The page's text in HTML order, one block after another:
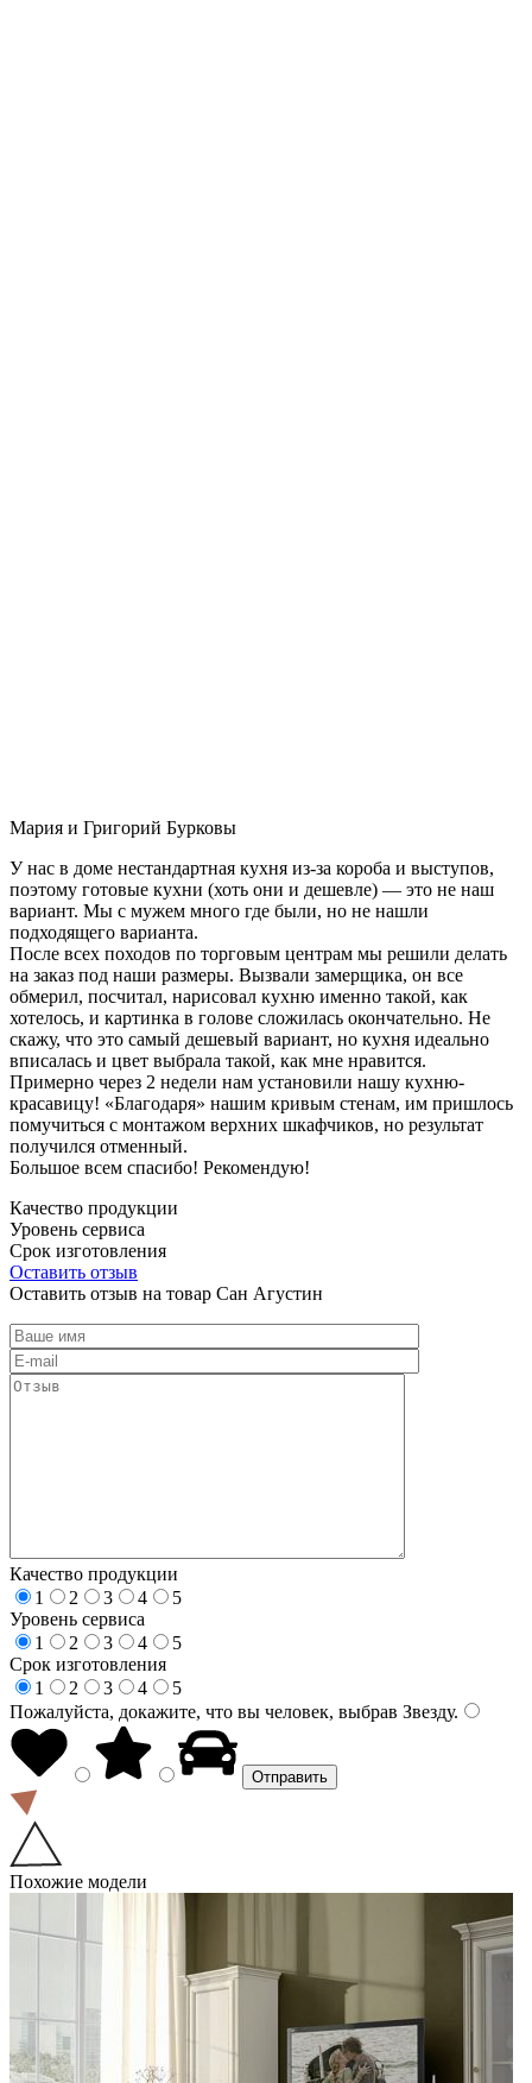
Мария и Григорий Бурковы
У нас в доме нестандартная кухня из-за короба и выступов,
поэтому готовые кухни (хоть они и дешевле) — это не наш
вариант. Мы с мужем много где были, но не нашли
подходящего варианта.
После всех походов по торговым центрам мы решили делать
на заказ под наши размеры. Вызвали замерщика, он все
обмерил, посчитал, нарисовал кухню именно такой, как
хотелось, и картинка в голове сложилась окончательно. Не
скажу, что это самый дешевый вариант, но кухня идеально
вписалась и цвет выбрала такой, как мне нравится.
Примерно через 2 недели нам установили нашу кухню-
красавицу! «Благодаря» нашим кривым стенам, им пришлось
помучиться с монтажом верхних шкафчиков, но результат
получился отменный.
Большое всем спасибо! Рекомендую!
Качество продукции
Уровень сервиса
Срок изготовления
Оставить отзыв
Оставить отзыв на товар Сан Агустин
Качество продукции
1
2 3 4
5
Уровень сервиса
1
2 3 4
5
Срок изготовления
1
2 3 4
5
Пожалуйста, докажите, что вы человек, выбрав Звезду.
Похожие модели